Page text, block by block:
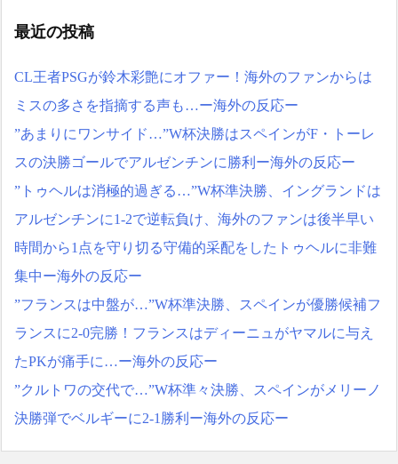
試みや」
ラブ人すぎる【海外の反
応】
日本人がアメリカで歴史
的快挙！中国人「恐ろしす
ぎる」「人間にこんなこと
が可能なのか？」「サッカ
の反応】
日本人がアメリカで歴史
ぎる」「人間にこんなこと
が可能なのか？」「サッカ
ーで例えるなら…」【海外
の反応】
【E-1選手権】日本、韓国
に1-0で勝利し、全勝で連覇
達成！ジャーメインのゴー
ルを守り切る！
The Show Must Go On: Co
ping with Success and Failure
【日本代表】ボーフム浅
最近の投稿
CL王者PSGが鈴木彩艶にオファー！海外のファンからは
ミスの多さを指摘する声も…ー海外の反応ー
”あまりにワンサイド…”W杯決勝はスペインがF・トーレ
スの決勝ゴールでアルゼンチンに勝利ー海外の反応ー
”トゥヘルは消極的過ぎる…”W杯準決勝、イングランドは
アルゼンチンに1-2で逆転負け、海外のファンは後半早い
時間から1点を守り切る守備的采配をしたトゥヘルに非難
集中ー海外の反応ー
”フランスは中盤が…”W杯準決勝、スペインが優勝候補フ
ランスに2-0完勝！フランスはディーニュがヤマルに与え
たPKが痛手に…ー海外の反応ー
”クルトワの交代で…”W杯準々決勝、スペインがメリーノ
決勝弾でベルギーに2-1勝利ー海外の反応ー